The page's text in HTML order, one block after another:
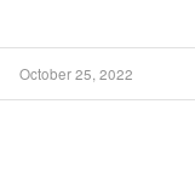
October 25, 2022